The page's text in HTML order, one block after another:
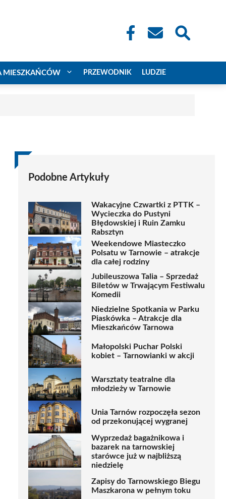
MIESZKAŃCÓW PRZEWODNIK LUDZIE
Podobne Artykuły
Wakacyjne Czwartki z PTTK –
Wycieczka do Pustyni
Błędowskiej i Ruin Zamku
Rabsztyn
Weekendowe Miasteczko
Polsatu w Tarnowie – atrakcje
dla całej rodziny
Jubileuszowa Talia – Sprzedaż
Biletów w Trwającym Festiwalu
Komedii
Niedzielne Spotkania w Parku
Piaskówka – Atrakcje dla
Mieszkańców Tarnowa
Małopolski Puchar Polski
kobiet – Tarnowianki w akcji
Warsztaty teatralne dla
młodzieży w Tarnowie
Unia Tarnów rozpoczęła sezon
od przekonującej wygranej
Wyprzedaż bagażnikowa i
bazarek na tarnowskiej
starówce już w najbliższą
niedzielę
Zapisy do Tarnowskiego Biegu
Maszkarona w pełnym toku